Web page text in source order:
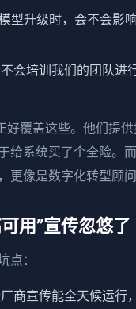
型升级时，会不会影
会培训我们的团队进
好覆盖这些。他们提
给系统买了个全险。
更像是数字化转型顾
用”宣传忽悠了
点：
商宣传能全天候运行